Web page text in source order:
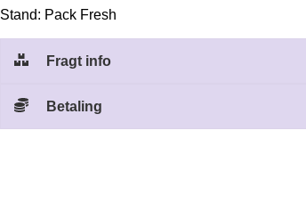
Stand: Pack Fresh
Fragt info
Betaling